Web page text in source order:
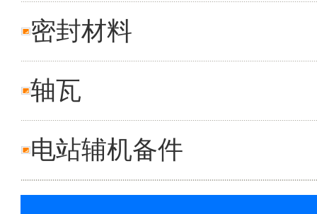
密封材料
轴瓦
电站辅机备件